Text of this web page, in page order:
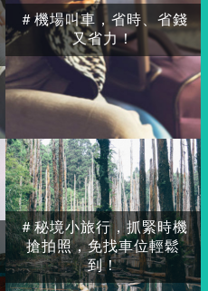
＃秘境小旅行，抓緊時機
搶拍照，免找車位輕鬆
到！
＃機場叫車，省時、省錢
又省力！